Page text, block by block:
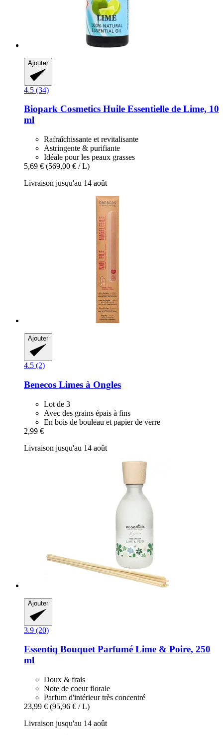
Ajouter
4.5 (34)
Biopark Cosmetics Huile Essentielle de Lime, 10
ml
Rafraîchissante et revitalisante
Astringente & purifiante
Idéale pour les peaux grasses
5,69 € (569,00 € / L)
Livraison jusqu'au 14 août
Ajouter
4.5 (2)
Benecos Limes à Ongles
Lot de 3
Avec des grains épais à fins
En bois de bouleau et papier de verre
2,99 €
Livraison jusqu'au 14 août
Ajouter
3.9 (20)
Essentiq Bouquet Parfumé Lime & Poire, 250
ml
Doux & frais
Note de coeur florale
Parfum d'intérieur très concentré
23,99 € (95,96 € / L)
Livraison jusqu'au 14 août